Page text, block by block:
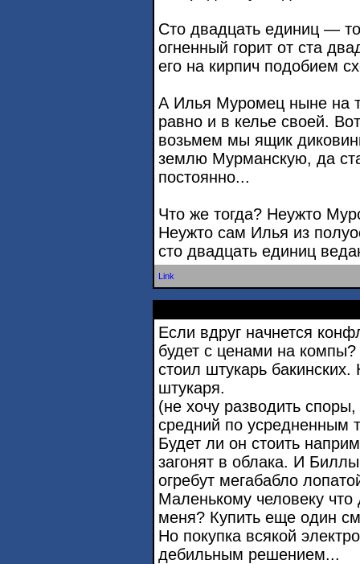
Сто двадцать единиц —
огненный горит от ста
его на кирпич подобием
А Илья Муромец ныне на
равно и в келье своей.
возьмем мы ящик
землю Мурманскую, да
постоянно...
Что же тогда? Неужто
Неужто сам Илья из
сто двадцать единиц
Link
Если вдруг начнется
будет с ценами на
стоил штукарь
штукаря.
(не хочу разводить
средний по усредненным
Будет ли он стоить
загонят в облака. И
огребут мегабабло
Маленькому человеку что
меня? Купить еще один
Но покупка всякой
дебильным решением...